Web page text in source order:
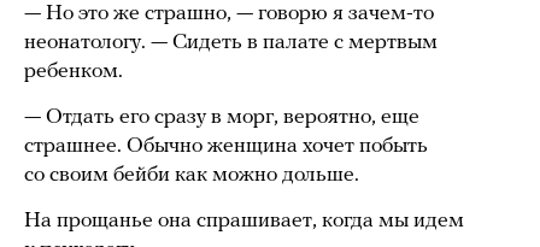
— Но это же страшно, — говорю я зачем-то
неонатологу. — Сидеть в палате с мертвым
ребенком.
— Отдать его сразу в морг, вероятно, еще
страшнее. Обычно женщина хочет побыть
со своим бейби как можно дольше.
На прощанье она спрашивает, когда мы идем